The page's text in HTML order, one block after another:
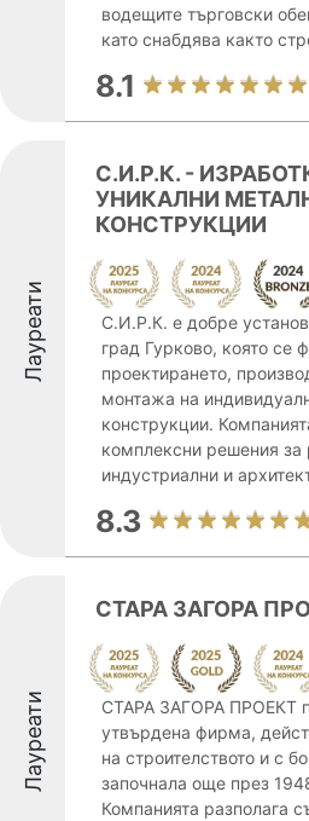
водещите търговски
като снабдява както
8.1
Лауреати
С.И.Р.К. -
УНИКАЛНИ
КОНСТРУКЦИИ
С.И.Р.К. е добре
град Гурково, която се
проектирането,
монтажа на
конструкции.
комплексни решения за
индустриални и
8.3
Лауреати
СТАРА ЗАГОРА
СТАРА ЗАГОРА ПРОЕКТ
утвърдена фирма,
на строителството и с
започнала още през
Компанията разполага